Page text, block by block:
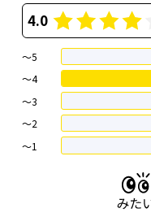
4.0
～5
～4
〜3
〜2
〜1